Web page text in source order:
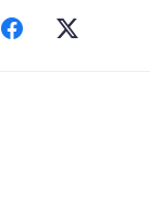
darbe!
kurtarıldı